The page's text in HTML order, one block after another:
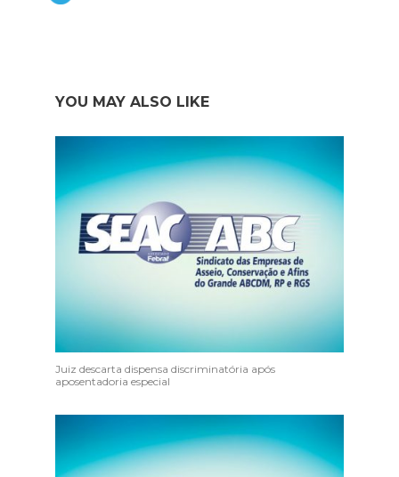
YOU MAY ALSO LIKE
Juiz descarta dispensa discriminatória após
aposentadoria especial